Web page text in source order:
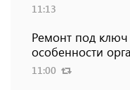
11:13
Ремонт под ключ
особенности
11:00